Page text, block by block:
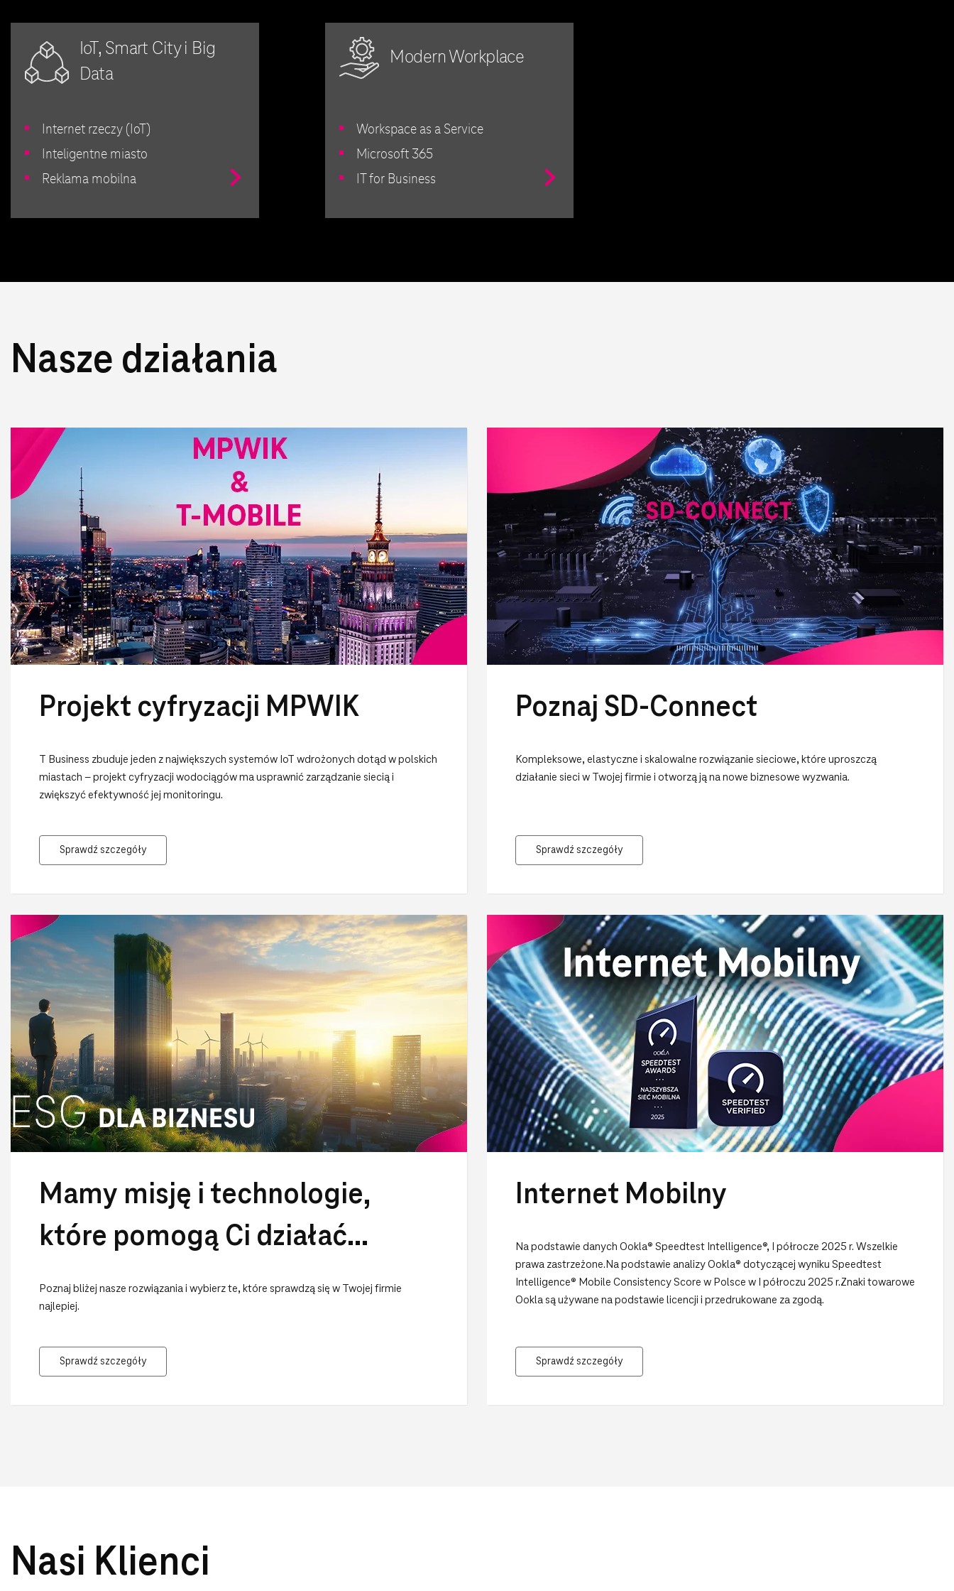
IoT, Smart City i Big
Data
Internet rzeczy (IoT)
Inteligentne miasto
Reklama mobilna
Przejdź
do
Modern Workplace
Workspace as a Service
Microsoft 365
IT for Business
Przejdź
do
Nasze działania
Projekt cyfryzacji MPWIK
T Business zbuduje jeden z największych systemów IoT wdrożonych dotąd w polskich
miastach – projekt cyfryzacji wodociągów ma usprawnić zarządzanie siecią i
zwiększyć efektywność jej monitoringu.
Sprawdź szczegóły
Poznaj SD-Connect
Kompleksowe, elastyczne i skalowalne rozwiązanie sieciowe, które uproszczą
działanie sieci w Twojej firmie i otworzą ją na nowe biznesowe wyzwania.
Sprawdź szczegóły
Mamy misję i technologie,
które pomogą Ci działać
zgodnie z ESG
Poznaj bliżej nasze rozwiązania i wybierz te, które sprawdzą się w Twojej firmie
najlepiej.
Sprawdź szczegóły
Internet Mobilny
Na podstawie danych Ookla® Speedtest Intelligence®, I półrocze 2025 r. Wszelkie
prawa zastrzeżone.Na podstawie analizy Ookla® dotyczącej wyniku Speedtest
Intelligence® Mobile Consistency Score w Polsce w I półroczu 2025 r.Znaki towarowe
Ookla są używane na podstawie licencji i przedrukowane za zgodą.
Sprawdź szczegóły
Nasi Klienci